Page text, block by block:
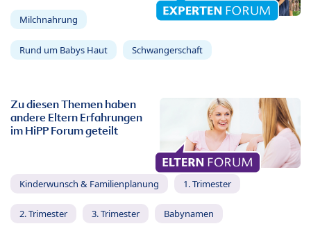
Milchnahrung
Rund um Babys Haut Schwangerschaft
Zu diesen Themen haben
andere Eltern Erfahrungen
im HiPP Forum geteilt
Kinderwunsch & Familienplanung 1. Trimester
2. Trimester 3. Trimester Babynamen